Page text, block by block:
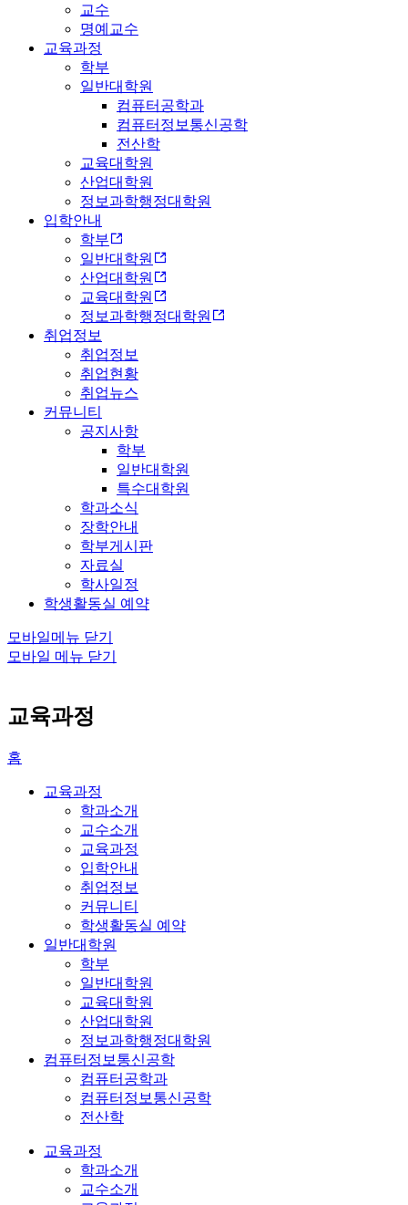
교수
명예교수
교육과정
학부
일반대학원
컴퓨터공학과
컴퓨터정보통신공학
전산학
교육대학원
산업대학원
정보과학행정대학원
입학안내
학부
일반대학원
산업대학원
교육대학원
정보과학행정대학원
취업정보
취업정보
취업현황
취업뉴스
커뮤니티
공지사항
학부
일반대학원
특수대학원
학과소식
장학안내
학부게시판
자료실
학사일정
학생활동실 예약
모바일메뉴 닫기
모바일 메뉴 닫기
교육과정
홈
교육과정
학과소개
교수소개
교육과정
입학안내
취업정보
커뮤니티
학생활동실 예약
일반대학원
학부
일반대학원
교육대학원
산업대학원
정보과학행정대학원
컴퓨터정보통신공학
컴퓨터공학과
컴퓨터정보통신공학
전산학
교육과정
학과소개
교수소개